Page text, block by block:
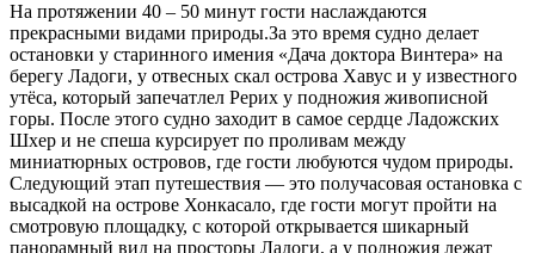
На протяжении 40 – 50 минут гости наслаждаются
прекрасными видами природы.За это время судно делает
остановки у старинного имения «Дача доктора Винтера» на
берегу Ладоги, у отвесных скал острова Хавус и у известного
утёса, который запечатлел Рерих у подножия живописной
горы. После этого судно заходит в самое сердце Ладожских
Шхер и не спеша курсирует по проливам между
миниатюрных островов, где гости любуются чудом природы.
Следующий этап путешествия — это получасовая остановка с
высадкой на острове Хонкасало, где гости могут пройти на
смотровую площадку, с которой открывается шикарный
панорамный вид на просторы Ладоги, а у подножия лежат